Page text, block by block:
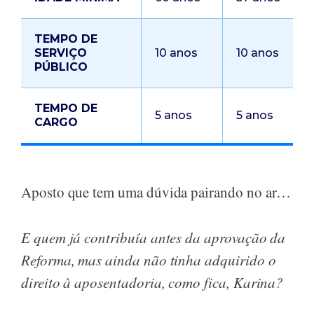
TEMPO DE
SERVIÇO
PÚBLICO
10 anos 10 anos
TEMPO DE
CARGO
5 anos 5 anos
Aposto que tem uma dúvida pairando no ar…
E quem já contribuía antes da aprovação da
Reforma, mas ainda não tinha adquirido o
direito à aposentadoria, como fica, Karina?